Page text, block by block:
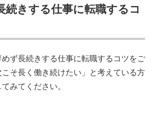
続きする仕事に転職するコ
ず長続きする仕事に転職するコツをご
そ長く働き続けたい」と考えている方
みてください。